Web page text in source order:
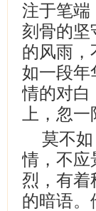
注于笔端
刻骨的坚
的风雨，
如一段年
情的对白
上，忽
莫不
情，不应
烈，有着
的暗语。